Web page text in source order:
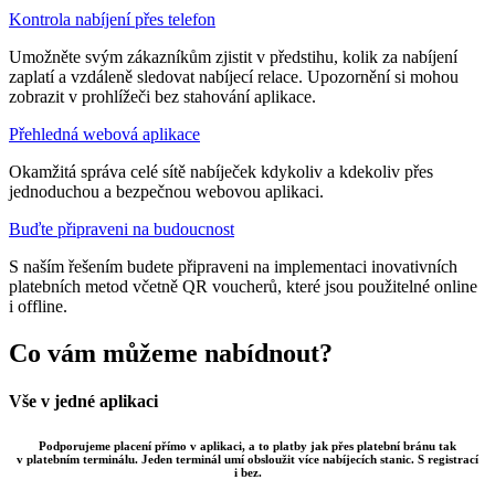
Kontrola nabíjení přes telefon
Umožněte svým zákazníkům zjistit v předstihu, kolik za nabíjení
zaplatí a vzdáleně sledovat nabíjecí relace. Upozornění si mohou
zobrazit v prohlížeči bez stahování aplikace.
Přehledná webová aplikace
Okamžitá správa celé sítě nabíječek kdykoliv a kdekoliv přes
jednoduchou a bezpečnou webovou aplikaci.
Buďte připraveni na budoucnost
S naším řešením budete připraveni na implementaci inovativních
platebních metod včetně QR voucherů, které jsou použitelné online
i offline.
Co vám můžeme nabídnout?
Vše v jedné aplikaci
Podporujeme placení přímo v aplikaci, a to platby jak přes platební bránu tak
v platebním terminálu. Jeden terminál umí obsloužit více nabíjecích stanic. S registrací
i bez.